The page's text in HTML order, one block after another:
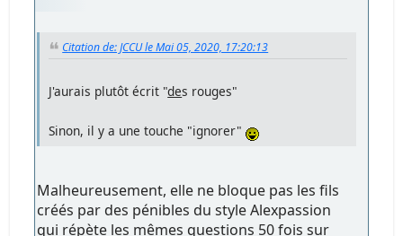
Citation de: JCCU le Mai 05, 2020, 17:20:13
J'aurais plutôt écrit "des rouges"
Sinon, il y a une touche "ignorer"
Malheureusement, elle ne bloque pas les fils
créés par des pénibles du style Alexpassion
qui répète les mêmes questions 50 fois sur